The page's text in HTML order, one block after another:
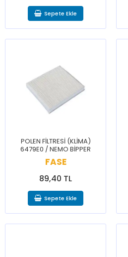
Sepete Ekle
POLEN FİLTRESİ (KLİMA)
6479E0 / NEMO BİPPER
FASE
89,40 TL
Sepete Ekle